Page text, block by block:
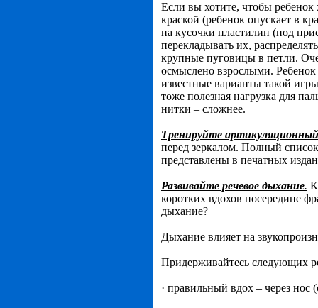
Если вы хотите, чтобы
краской (ребенок опускает в
на кусочки пластилин (под
перекладывать их,
крупные пуговицы в петли.
осмыслено взрослыми.
известные варианты такой
тоже полезная нагрузка для
нитки – сложнее.
Тренируйте
перед зеркалом. Полный
представлены в печатных
Развивайте речевое дыхание.
коротких вдохов посередине
дыхание?
Дыхание влияет на
Придерживайтесь следующих
· правильный вдох – через нос